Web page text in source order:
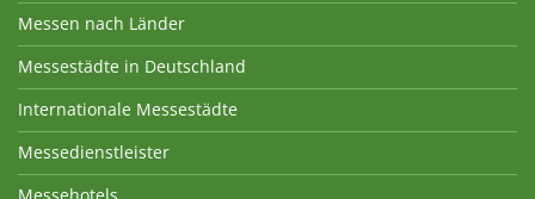
Messen nach Länder
Messestädte in Deutschland
Internationale Messestädte
Messedienstleister